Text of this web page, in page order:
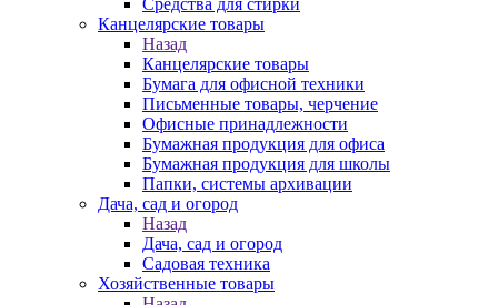
Средства для стирки
Канцелярские товары
Назад
Канцелярские товары
Бумага для офисной техники
Письменные товары, черчение
Офисные принадлежности
Бумажная продукция для офиса
Бумажная продукция для школы
Папки, системы архивации
Дача, сад и огород
Назад
Дача, сад и огород
Садовая техника
Хозяйственные товары